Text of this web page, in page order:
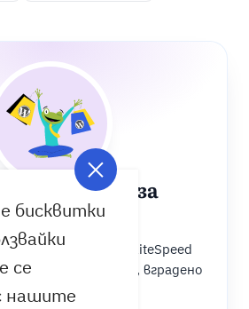
създаден за
хостинг на LiteSpeed
обновления, вградено
и защита.
бисквитки
се
нашите